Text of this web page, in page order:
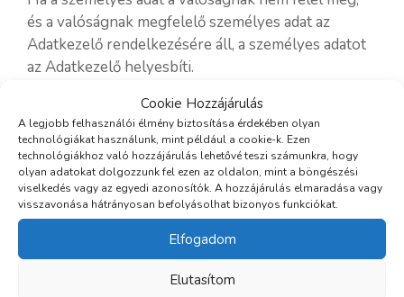
Cookie Hozzájárulás
A legjobb felhasználói élmény biztosítása érdekében olyan
technológiákat használunk, mint például a cookie-k. Ezen
technológiákhoz való hozzájárulás lehetővé teszi számunkra, hogy
olyan adatokat dolgozzunk fel ezen az oldalon, mint a böngészési
viselkedés vagy az egyedi azonosítók. A hozzájárulás elmaradása vagy
visszavonása hátrányosan befolyásolhat bizonyos funkciókat.
Elfogadom
Elutasítom
és a valóságnak megfelelő személyes adat az
Adatkezelő rendelkezésére áll, a személyes adatot
az Adatkezelő helyesbíti.
Az érintett kérelmezheti az
adatkezelőnélszemélyes adatainak törlését
vagy zárolását.
A személyes adatot törölni kell,
ha kezelése jogellenes;
az érintett kéri;